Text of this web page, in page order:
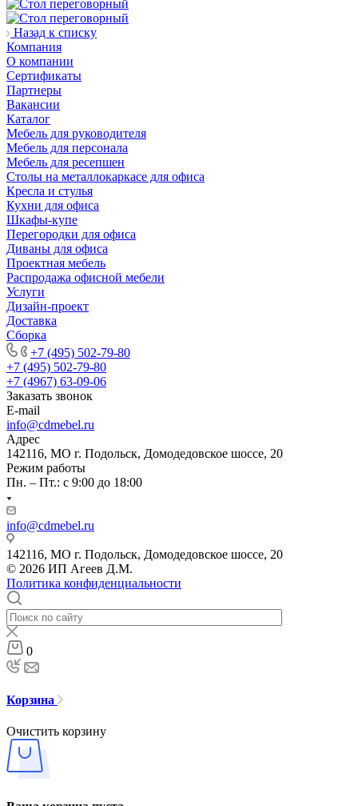
Назад к списку
Компания
О компании
Сертификаты
Партнеры
Вакансии
Каталог
Мебель для руководителя
Мебель для персонала
Мебель для ресепшен
Столы на металлокаркасе для офиса
Кресла и стулья
Кухни для офиса
Шкафы-купе
Перегородки для офиса
Диваны для офиса
Проектная мебель
Распродажа офисной мебели
Услуги
Дизайн-проект
Доставка
Сборка
+7 (495) 502-79-80
+7 (495) 502-79-80
+7 (4967) 63-09-06
Заказать звонок
E-mail
info@cdmebel.ru
Адрес
142116, МО г. Подольск, Домодедовское шоссе, 20
Режим работы
Пн. – Пт.: с 9:00 до 18:00
info@cdmebel.ru
142116, МО г. Подольск, Домодедовское шоссе, 20
© 2026 ИП Агеев Д.М.
Политика конфиденциальности
0
Корзина
Очистить корзину